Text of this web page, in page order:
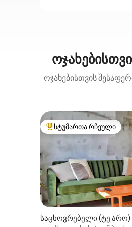
ოჯახებისთვის
სტუმართა რჩეული
სტუმართა რჩეული
საცხოვრებელი (ტე არო)